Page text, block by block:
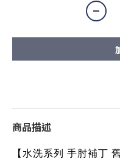
商品描述
【水洗系列 手肘補丁